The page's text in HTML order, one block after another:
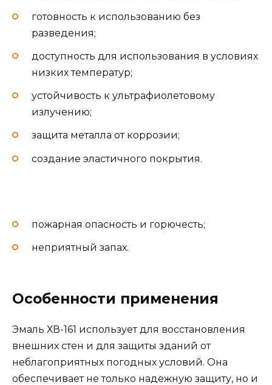
готовность к использованию без
разведения;
доступность для использования в условиях
низких температур;
устойчивость к ультрафиолетовому
излучению;
защита металла от коррозии;
создание эластичного покрытия.
пожарная опасность и горючесть;
неприятный запах.
Особенности применения
Эмаль ХВ-161 использует для восстановления
внешних стен и для защиты зданий от
неблагоприятных погодных условий. Она
обеспечивает не только надежную защиту, но и